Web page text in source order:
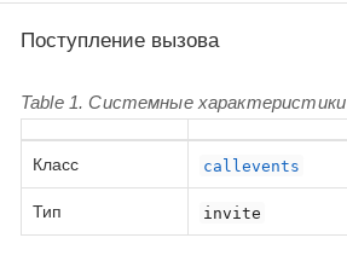
Поступление вызова
Table 1. Системные характеристики
Класс callevents
Тип invite